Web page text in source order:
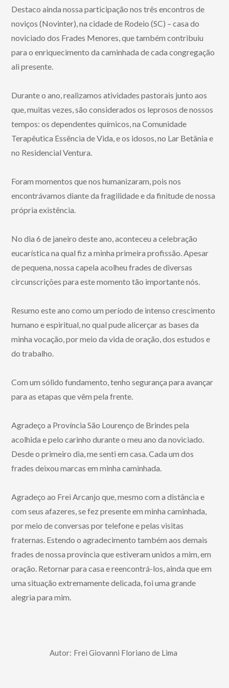
Destaco ainda nossa participação nos três encontros de
noviços (Novinter), na cidade de Rodeio (SC) – casa do
noviciado dos Frades Menores, que também contribuiu
para o enriquecimento da caminhada de cada congregação
ali presente.
Durante o ano, realizamos atividades pastorais junto aos
que, muitas vezes, são considerados os leprosos de nossos
tempos: os dependentes químicos, na Comunidade
Terapêutica Essência de Vida, e os idosos, no Lar Betânia e
no Residencial Ventura.
Foram momentos que nos humanizaram, pois nos
encontrávamos diante da fragilidade e da finitude de nossa
própria existência.
No dia 6 de janeiro deste ano, aconteceu a celebração
eucarística na qual fiz a minha primeira profissão. Apesar
de pequena, nossa capela acolheu frades de diversas
circunscrições para este momento tão importante nós.
Resumo este ano como um período de intenso crescimento
humano e espiritual, no qual pude alicerçar as bases da
minha vocação, por meio da vida de oração, dos estudos e
do trabalho.
Com um sólido fundamento, tenho segurança para avançar
para as etapas que vêm pela frente.
Agradeço a Província São Lourenço de Brindes pela
acolhida e pelo carinho durante o meu ano da noviciado.
Desde o primeiro dia, me senti em casa. Cada um dos
frades deixou marcas em minha caminhada.
Agradeço ao Frei Arcanjo que, mesmo com a distância e
com seus afazeres, se fez presente em minha caminhada,
por meio de conversas por telefone e pelas visitas
fraternas. Estendo o agradecimento também aos demais
frades de nossa província que estiveram unidos a mim, em
oração. Retornar para casa e reencontrá-los, ainda que em
uma situação extremamente delicada, foi uma grande
alegria para mim.
Autor: Frei Giovanni Floriano de Lima